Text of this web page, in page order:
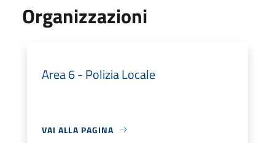
Organizzazioni
Area 6 - Polizia Locale
VAI ALLA PAGINA